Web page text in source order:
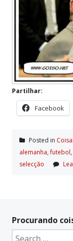
Partilhar:
Facebook
Posted in
alemanha,futebol,
selecção
Procurando
Search